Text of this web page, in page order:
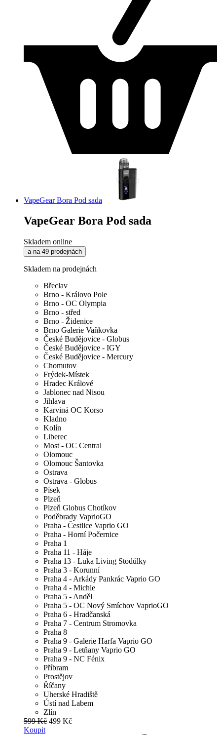
VapeGear Bora Pod sada
VapeGear Bora Pod sada
Skladem online
a na 49 prodejnách
Skladem na prodejnách
Břeclav
Brno - Královo Pole
Brno - OC Olympia
Brno - střed
Brno - Židenice
Brno Galerie Vaňkovka
České Budějovice - Globus
České Budějovice - IGY
České Budějovice - Mercury
Chomutov
Frýdek-Místek
Hradec Králové
Jablonec nad Nisou
Jihlava
Karviná OC Korso
Kladno
Kolín
Liberec
Most - OC Central
Olomouc
Olomouc Šantovka
Ostrava
Ostrava - Globus
Písek
Plzeň
Plzeň Globus Chotíkov
Poděbrady VaprioGO
Praha - Čestlice Vaprio GO
Praha - Horní Počernice
Praha 1
Praha 11 - Háje
Praha 13 - Luka Living Stodůlky
Praha 3 - Korunní
Praha 4 - Arkády Pankrác Vaprio GO
Praha 4 - Michle
Praha 5 - Anděl
Praha 5 - OC Nový Smíchov VaprioGO
Praha 6 - Hradčanská
Praha 7 - Centrum Stromovka
Praha 8
Praha 9 - Galerie Harfa Vaprio GO
Praha 9 - Letňany Vaprio GO
Praha 9 - NC Fénix
Příbram
Prostějov
Říčany
Uherské Hradiště
Ústí nad Labem
Zlín
599 Kč 499 Kč
Koupit